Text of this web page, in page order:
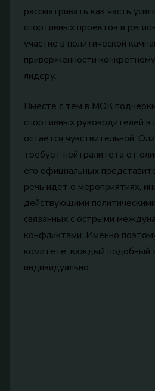
рассматривать как часть
спортивных проектов в
участие в политической
приверженности
лидеру.
Вместе с тем в МОК
спортивных руководителей
остается чувствительной.
требует нейтралитета от
его официальных
речь идет о мероприятиях,
действующими
связанных с острыми
конфликтами. Именно
комитете, каждый подобный
индивидуально.